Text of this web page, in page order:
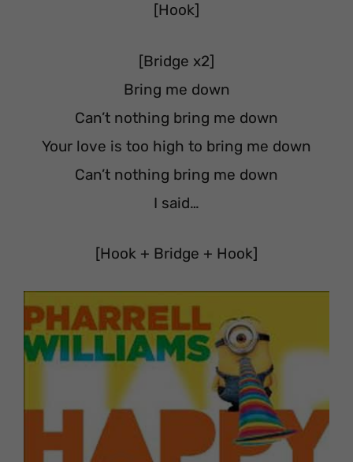
[Hook]
[Bridge x2]
Bring me down
Can’t nothing bring me down
Your love is too high to bring me down
Can’t nothing bring me down
I said…
[Hook + Bridge + Hook]